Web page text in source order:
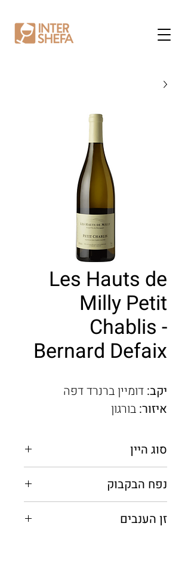
Les Hauts de
Milly Petit
Chablis -
Bernard Defaix
יקב: דומיין ברנרד דפה
איזור: בורגון
סוג היין
נפח הבקבוק
זן הענבים